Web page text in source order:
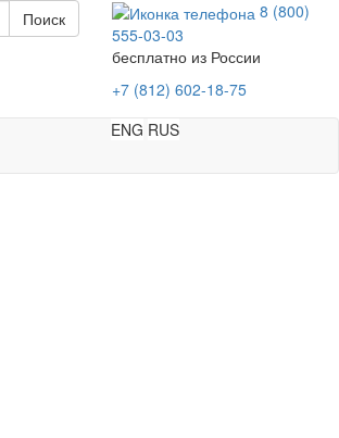
8 (800)
555-03-03
бесплатно из России
+7 (812) 602-18-75
ENG RUS